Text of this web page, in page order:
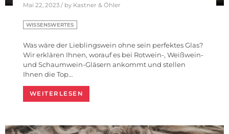
Mai 22, 2023 / by Kastner & Öhler
WISSENSWERTES
Was wäre der Lieblingswein ohne sein perfektes Glas?
Wir erklären Ihnen, worauf es bei Rotwein-, Weißwein-
und Schaumwein-Gläsern ankommt und stellen
Ihnen die Top…
WEITERLESEN